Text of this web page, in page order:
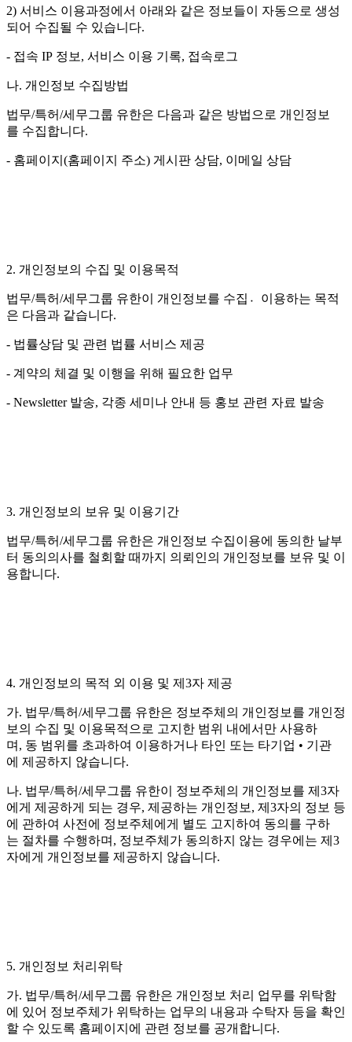
2) 서비스 이용과정에서 아래와 같은 정보들이 자동으로 생성
되어 수집될 수 있습니다.
- 접속 IP 정보, 서비스 이용 기록, 접속로그
나. 개인정보 수집방법
법무/특허/세무그룹 유한은 다음과 같은 방법으로 개인정보
를 수집합니다.
- 홈페이지(홈페이지 주소) 게시판 상담, 이메일 상담
2. 개인정보의 수집 및 이용목적
법무/특허/세무그룹 유한이 개인정보를 수집이〮용하는 목적
은 다음과 같습니다.
- 법률상담 및 관련 법률 서비스 제공
- 계약의 체결 및 이행을 위해 필요한 업무
- Newsletter 발송, 각종 세미나 안내 등 홍보 관련 자료 발송
3. 개인정보의 보유 및 이용기간
법무/특허/세무그룹 유한은 개인정보 수집이용에 동의한 날부
터 동의의사를 철회할 때까지 의뢰인의 개인정보를 보유 및 이
용합니다.
4. 개인정보의 목적 외 이용 및 제3자 제공
가. 법무/특허/세무그룹 유한은 정보주체의 개인정보를 개인정
보의 수집 및 이용목적으로 고지한 범위 내에서만 사용하
며, 동 범위를 초과하여 이용하거나 타인 또는 타기업 • 기관
에 제공하지 않습니다.
나. 법무/특허/세무그룹 유한이 정보주체의 개인정보를 제3자
에게 제공하게 되는 경우, 제공하는 개인정보, 제3자의 정보 등
에 관하여 사전에 정보주체에게 별도 고지하여 동의를 구하
는 절차를 수행하며, 정보주체가 동의하지 않는 경우에는 제3
자에게 개인정보를 제공하지 않습니다.
5. 개인정보 처리위탁
가. 법무/특허/세무그룹 유한은 개인정보 처리 업무를 위탁함
에 있어 정보주체가 위탁하는 업무의 내용과 수탁자 등을 확인
할 수 있도록 홈페이지에 관련 정보를 공개합니다.